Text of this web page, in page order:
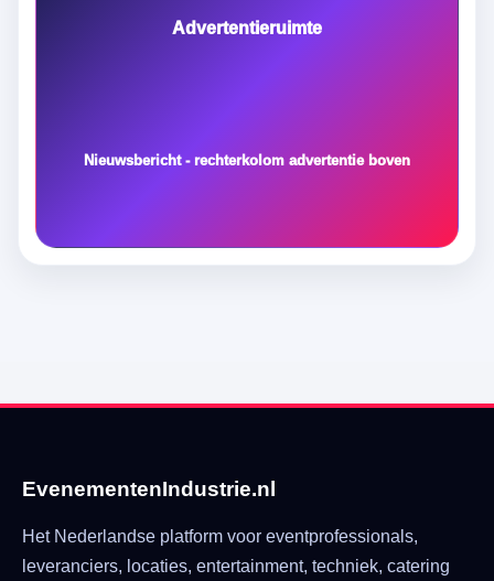
Advertentieruimte
Nieuwsbericht - rechterkolom advertentie boven
EvenementenIndustrie.nl
Het Nederlandse platform voor eventprofessionals,
leveranciers, locaties, entertainment, techniek, catering